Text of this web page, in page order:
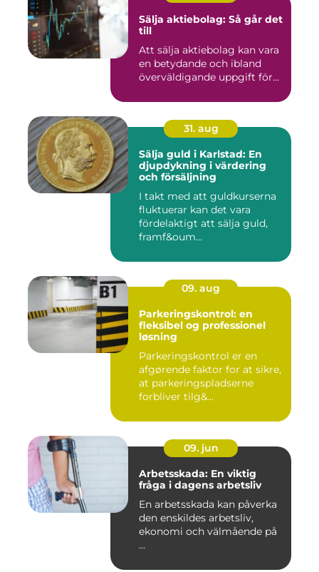
Sälja aktiebolag: Så går det
till
Att sälja aktiebolag kan vara
en betydande och ibland
överväldigande uppgift för...
31. aug
Sälja guld i Karlstad: En
djupdykning i värdering
och försäljning
I takt med att guldkurserna
fluktuerar kan det vara
fördelaktigt att sälja guld,
framf&oum...
09. aug
Parkeringskontrol: en
fleksibel og professionel
løsning
Parkeringskontrol er en
afgørende faktor for at sikre,
at parkeringspladserne
forbliver tilg&...
09. jun
Arbetsskada: En viktig
fråga i dagens arbetsliv
En arbetsskada kan påverka
den enskildes arbetsliv,
ekonomi och välmående på
...